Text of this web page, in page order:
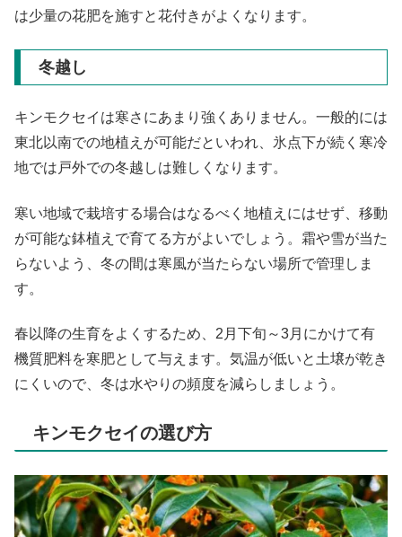
は少量の花肥を施すと花付きがよくなります。
冬越し
キンモクセイは寒さにあまり強くありません。一般的には
東北以南での地植えが可能だといわれ、氷点下が続く寒冷
地では戸外での冬越しは難しくなります。
寒い地域で栽培する場合はなるべく地植えにはせず、移動
が可能な鉢植えで育てる方がよいでしょう。霜や雪が当た
らないよう、冬の間は寒風が当たらない場所で管理しま
す。
春以降の生育をよくするため、2月下旬～3月にかけて有
機質肥料を寒肥として与えます。気温が低いと土壌が乾き
にくいので、冬は水やりの頻度を減らしましょう。
キンモクセイの選び方